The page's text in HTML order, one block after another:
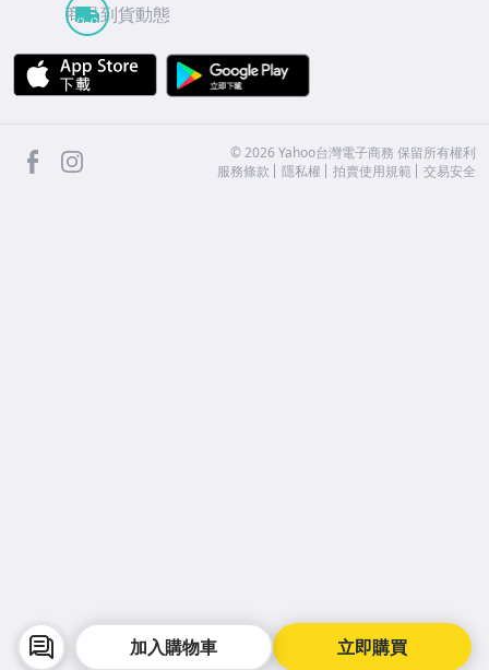
立即購買
加入購物車
商品到貨動態
APP Store
facebook ©2026 Yahoo台灣電子商務 保留所有權利
服務條款
隱私權 拍賣使用規範 交易安全